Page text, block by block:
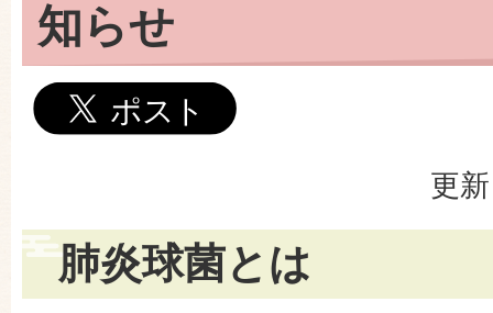
知らせ
更
肺炎球菌とは